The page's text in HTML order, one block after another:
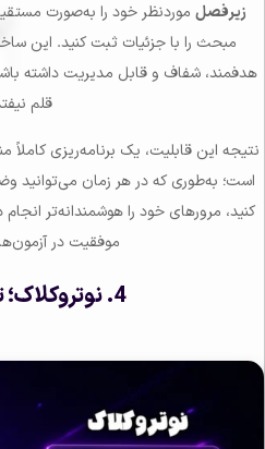
زیرفصل موردنظر خود را به‌صورت
مبحث را با جزئیات ثبت کنید. این
هدفمند، شفاف و قابل مدیریت داشته
قلم
نتیجه این قابلیت، یک برنامه‌ریزی
است؛ به‌طوری که در هر زمان می‌توانید
کنید، مرورهای خود را هوشمندانه‌تر
موفقیت در
4. نوتروکلاک؛ تایمر تمرکز